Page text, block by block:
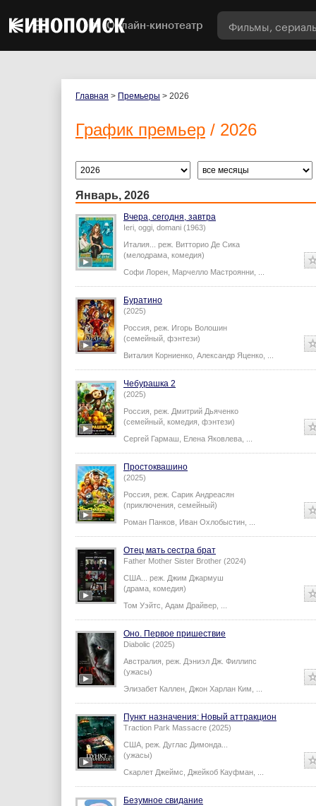
Онлайн-кинотеатр
Главная > Премьеры > 2026
График премьер / 2026
Январь, 2026
Вчера, сегодня, завтра
Ieri, oggi, domani (1963)
Италия... реж. Витторио Де Сика
(мелодрама, комедия)
Софи Лорен Марчелло Мастроянни
Буратино
(2025)
Россия, реж. Игорь Волошин
(семейный, фэнтези)
Виталия Корниенко Александр Яценко
Чебурашка 2
(2025)
Россия, реж. Дмитрий Дьяченко
(семейный, комедия, фэнтези)
Сергей Гармаш
Елена Яковлева
Простоквашино
(2025)
Россия, реж. Сарик Андреасян
(приключения, семейный)
Роман Панков Иван Охлобыстин
Отец мать сестра брат
Father Mother Sister Brother (2024)
США... реж. Джим Джармуш
(драма, комедия)
Том Уэйтс Адам Драйвер
Оно. Первое пришествие
Diabolic (2025)
Австралия, реж. Дэниэл Дж. Филлипс
(ужасы)
Элизабет Каллен Джон Харлан Ким
Пункт назначения: Новый аттракцион
Traction Park Massacre (2025)
США, реж. Дуглас Димонда
(ужасы)
Скарлет Джеймс
Джейкоб Кауфман
Безумное свидание